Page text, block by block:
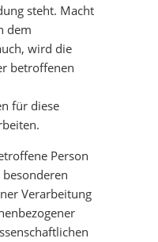
steht. Macht
dem
wird die
betroffenen
für diese
Person
Verarbeitung